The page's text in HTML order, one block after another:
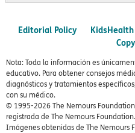
Editorial Policy
Nota: Toda la información es
educativo. Para obtener consejos
diagnósticos y tratamientos
con su médico.
© 1995-2026 The Nemours
registrada de The Nemours
Imágenes obtenidas de The Nemours